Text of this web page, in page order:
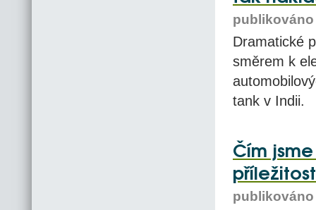
publikováno
Dramatické
směrem k
tank v Indii.
Čím
publikováno